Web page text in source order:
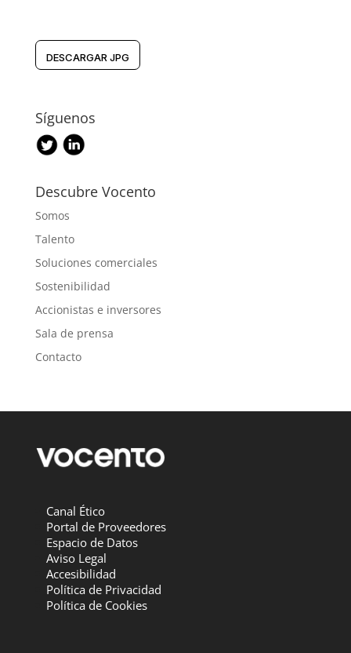
DESCARGAR JPG
Síguenos
Descubre Vocento
Somos
Talento
Soluciones comerciales
Sostenibilidad
Accionistas e inversores
Sala de prensa
Contacto
Canal Ético
Portal de Proveedores
Espacio de Datos
Aviso Legal
Accesibilidad
Política de Privacidad
Política de Cookies